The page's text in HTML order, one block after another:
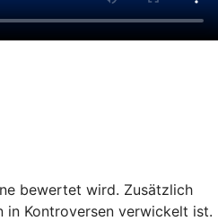
bewertet wird. Zusätzlich
in Kontroversen verwickelt ist.